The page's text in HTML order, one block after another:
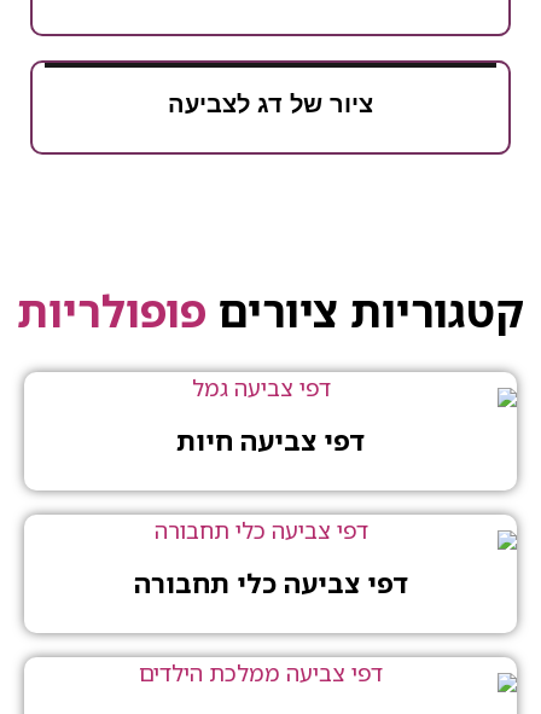
ציור של דג לצביעה
ציוריםפופולריות
דפי צביעה חיות
דפי צביעה כלי תחבורה